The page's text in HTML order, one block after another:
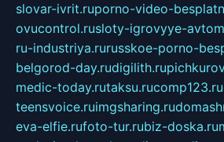
slovar-ivrit.ruporno-video-
ovucontrol.rusloty-igrovyye-
ru-industriya.rurusskoe-porno-
belgorod-day.rudigilith.ru
medic-today.rutaksu.rucomp123.ru
teensvoice.ruimgsharing.ru
eva-elfie.rufoto-tur.rubiz-doska.ru